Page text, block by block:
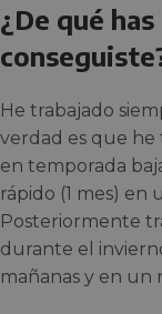
¿De qué
He trabajado
verdad es que
en temporada
rápido (1 mes) en
Posteriormente
durante el
mañanas y en un